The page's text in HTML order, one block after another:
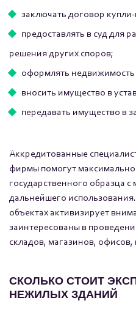
заключать договор
предоставлять в суд для
решения других споров;
оформлять недвижимость
вносить имущество в
передавать имущество в
Аккредитованные
фирмы помогут
государственного образца
дальнейшего
объектах активизирует
заинтересованы в
складов, магазинов, офисов,
СКОЛЬКО СТОИТ
НЕЖИЛЫХ ЗДАНИЙ